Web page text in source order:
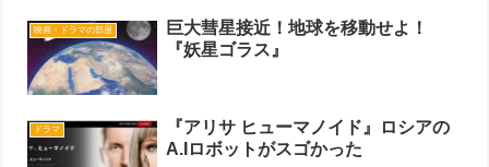
映画・ドラマの部屋
巨大彗星接近！地球を移動せよ！
『妖星ゴラス』
ドラマ
『アリサ ヒューマノイド』ロシアの
A.Iロボットがスゴかった